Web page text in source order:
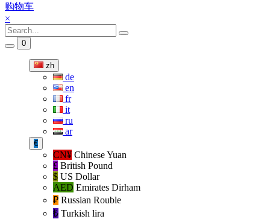
购物车
×
0
zh
de
en
fr
it
ru
ar
€
CN¥ Chinese Yuan
£ British Pound
$ US Dollar
AED Emirates Dirham
₽‎ Russian Rouble
₺‎ Turkish lira